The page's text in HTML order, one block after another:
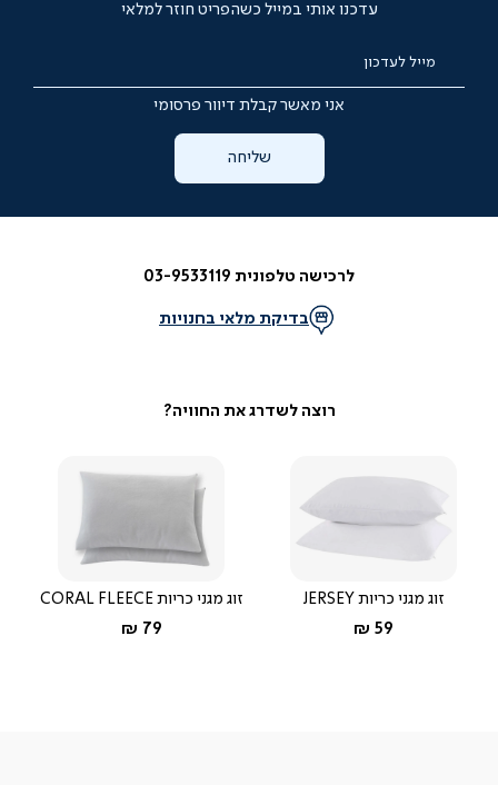
עדכנו אותי במייל כשהפריט חוזר למלאי
מייל לעדכון
אני מאשר קבלת דיוור פרסומי
שליחה
לרכישה טלפונית 03-9533119
בדיקת מלאי בחנויות
זוג מגני כריות JERSEY
החל מ-
59 ₪
זוג מגני כריות CORAL FLEECE
החל מ-
79 ₪